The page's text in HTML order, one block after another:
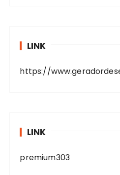
LINK
https://
LINK
premium303